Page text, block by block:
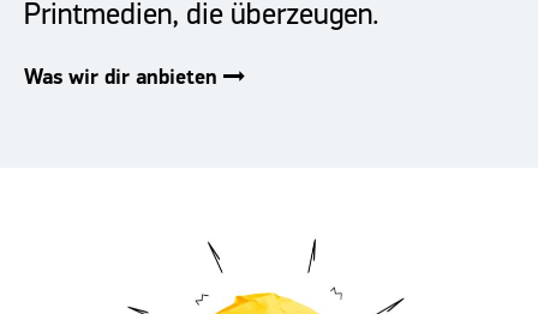
Printmedien, die überzeugen.
Was wir dir anbieten